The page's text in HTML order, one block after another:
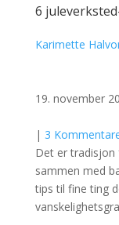
6
Karimette
19. november
| 3
Det er tradisjon
sammen med
tips til fine ting